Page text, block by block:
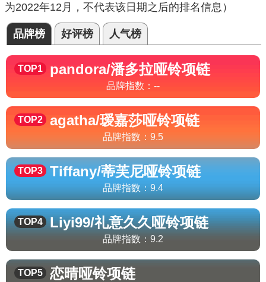
为2022年12月，不代表该日期之后的排名信息）
品牌榜 好评榜 人气榜
TOP1 pandora/潘多拉哑铃项链
品牌指数： --
TOP2 agatha/瑷嘉莎哑铃项链
品牌指数： 9.5
TOP3 Tiffany/蒂芙尼哑铃项链
品牌指数： 9.4
TOP4 Liyi99/礼意久久哑铃项链
品牌指数： 9.2
TOP5 恋晴哑铃项链